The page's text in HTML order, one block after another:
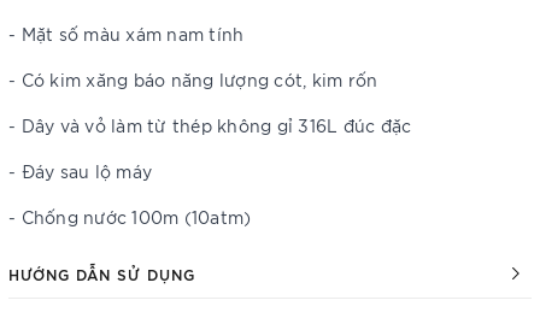
- Mặt số màu xám nam tính
- Có kim xăng báo năng lượng cót, kim rốn
- Dây và vỏ làm từ thép không gỉ 316L đúc đặc
- Đáy sau lộ máy
- Chống nước 100m (10atm)
HƯỚNG DẪN SỬ DỤNG